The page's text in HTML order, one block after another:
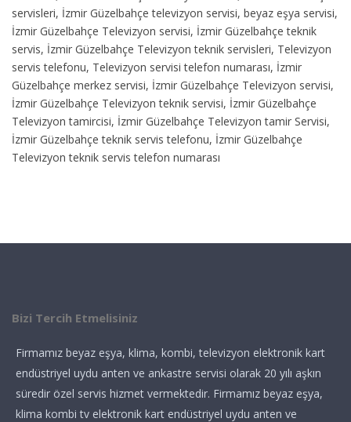
servisleri, İzmir Güzelbahçe televizyon servisi, beyaz eşya servisi,
İzmir Güzelbahçe Televizyon servisi, İzmir Güzelbahçe teknik
servis, İzmir Güzelbahçe Televizyon teknik servisleri, Televizyon
servis telefonu, Televizyon servisi telefon numarası, İzmir
Güzelbahçe merkez servisi, İzmir Güzelbahçe Televizyon servisi,
İzmir Güzelbahçe Televizyon teknik servisi, İzmir Güzelbahçe
Televizyon tamircisi, İzmir Güzelbahçe Televizyon tamir Servisi,
İzmir Güzelbahçe teknik servis telefonu, İzmir Güzelbahçe
Televizyon teknik servis telefon numarası
Bizi Tercih Etmelisiniz
Firmamız beyaz eşya, klima, kombi, televizyon elektronik kart
endüstriyel uydu anten ve ankastre servisi olarak 20 yılı aşkın
süredir özel servis hizmet vermektedir. Firmamız beyaz eşya,
klima kombi tv elektronik kart endüstriyel uydu anten ve